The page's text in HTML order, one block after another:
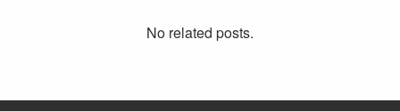
No related posts.